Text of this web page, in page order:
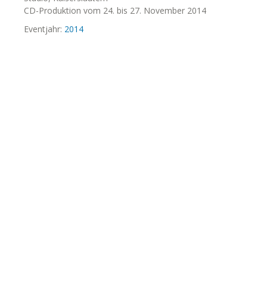
CD-Produktion vom 24. bis 27. November 2014
Eventjahr: 2014